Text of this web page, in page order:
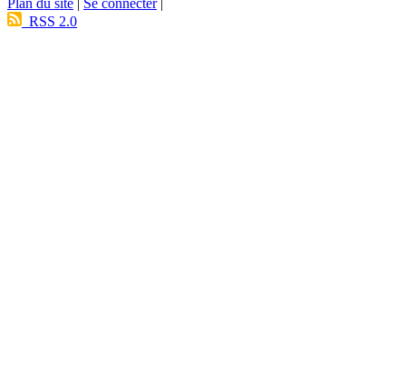
Plan du site Se connecter|
RSS 2.0